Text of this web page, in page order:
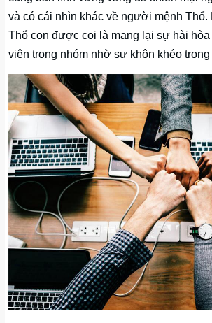
và có cái nhìn khác về người mệnh
Thổ con được coi là mang lại sự hài
viên trong nhóm nhờ sự khôn khéo